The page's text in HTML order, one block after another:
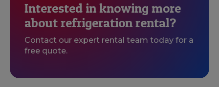
Interested in knowing more
about refrigeration rental?
Contact our expert rental team today for a
free quote.